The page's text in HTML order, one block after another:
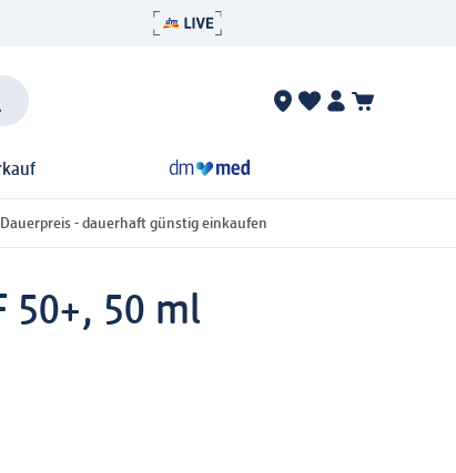
Dauerpreis - dauerhaft günstig einkaufen
50+, 50 ml